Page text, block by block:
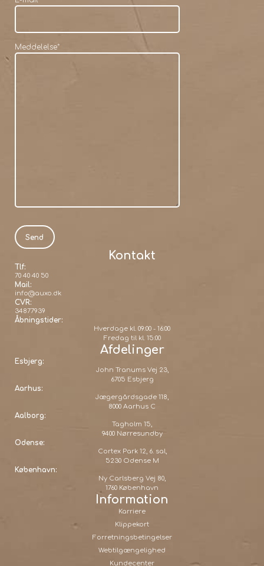
Meddelelse*
Kontakt
Tlf:
70 40 40 50
Mail:
info@auxo.dk
CVR:
34877939
Åbningstider:
Hverdage kl. 09:00 - 16:00
Fredag til kl. 15:00
Afdelinger
Esbjerg:
John Tranums Vej 23,
6705 Esbjerg
Aarhus:
Jægergårdsgade 118,
8000 Aarhus C
Aalborg:
Tagholm 15,
9400 Nørresundby
Odense:
Cortex Park 12, 6. sal,
5230 Odense M
København:
Ny Carlsberg Vej 80,
1760 København
Information
Karriere
Klippekort
Forretningsbetingelser
Webtilgængelighed
Kundecenter